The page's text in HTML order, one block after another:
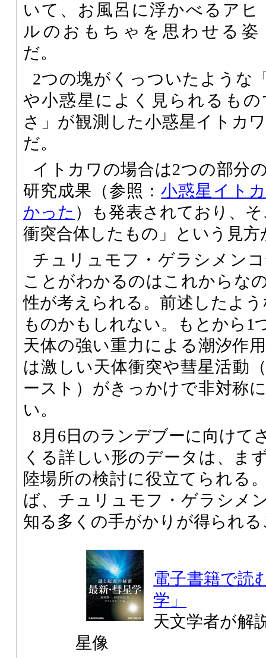
いて、お風呂に浮かべるアヒ
ルのおもちゃを思わせる姿
だ。
2つの塊がくっついたような
や小惑星によく見られるも
さ」が観測した小惑星イトカ
だ。
イトカワの場合は2つの部分
研究成果（参照：小惑星イト
かった ）も発表されており、
衝突合体したもの」という見
チュリュモフ・ゲラシメン
ことがわかるのはこれからな
性が考えられる。前述したよ
ものかもしれない。もとから1
天体の強い重力による潮汐作
は激しい天体衝突や彗星活動
ースト）がきっかけで非対称
い。
8月6日のランデブーに向けて
くる詳しい形のデータは、ま
陸場所の検討に役立てられる
ば、チュリュモフ・ゲラシメ
知る多くの手がかりが得られ
電子書籍で読
学」
天文学者が解
星像